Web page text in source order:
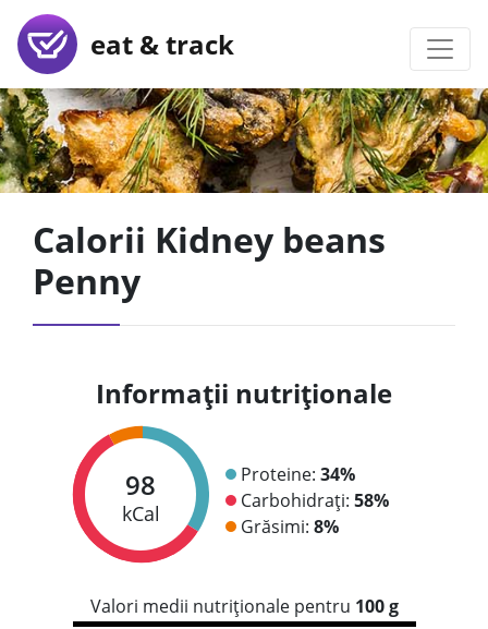
eat & track
Calorii Kidney beans
Penny
Informații nutriționale
98
kCal
Proteine: 34%
Carbohidrați: 58%
Grăsimi: 8%
Valori medii nutriționale pentru 100 g